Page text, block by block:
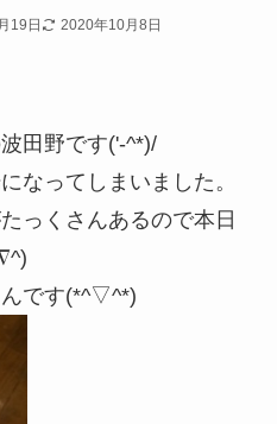
19日 2020年10月8日
田野です('-^*)/
なってしまいました。
っくさんあるので本日
んです(*^▽^*)